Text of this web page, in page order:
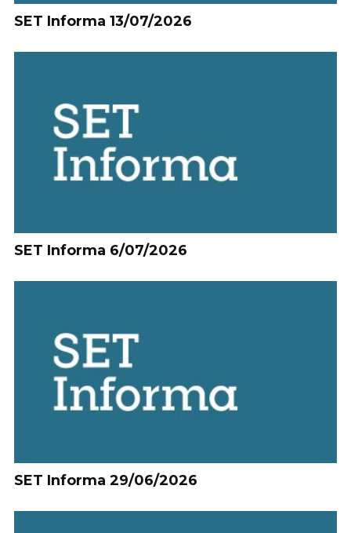
SET Informa 13/07/2026
SET Informa 6/07/2026
SET Informa 29/06/2026